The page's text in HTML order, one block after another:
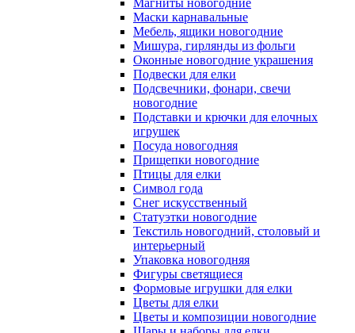
Магниты новогодние
Маски карнавальные
Мебель, ящики новогодние
Мишура, гирлянды из фольги
Оконные новогодние украшения
Подвески для елки
Подсвечники, фонари, свечи
новогодние
Подставки и крючки для елочных
игрушек
Посуда новогодняя
Прищепки новогодние
Птицы для елки
Символ года
Снег искусственный
Статуэтки новогодние
Текстиль новогодний, столовый и
интерьерный
Упаковка новогодняя
Фигуры светящиеся
Формовые игрушки для елки
Цветы для елки
Цветы и композиции новогодние